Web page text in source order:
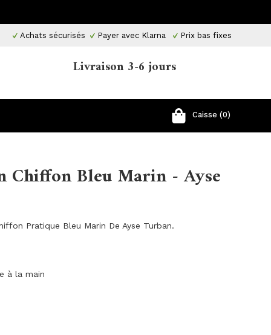
Achats sécurisés Payer avec Klarna Prix ​​bas fixes
Livraison 3-6 jours
Caisse (0)
Chiffon Bleu Marin - Ayse
Pratique Bleu Marin De Ayse Turban.
à la main